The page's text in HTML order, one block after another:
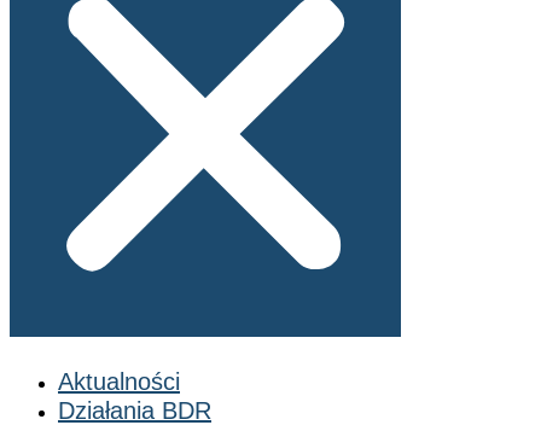
Aktualności
Działania BDR